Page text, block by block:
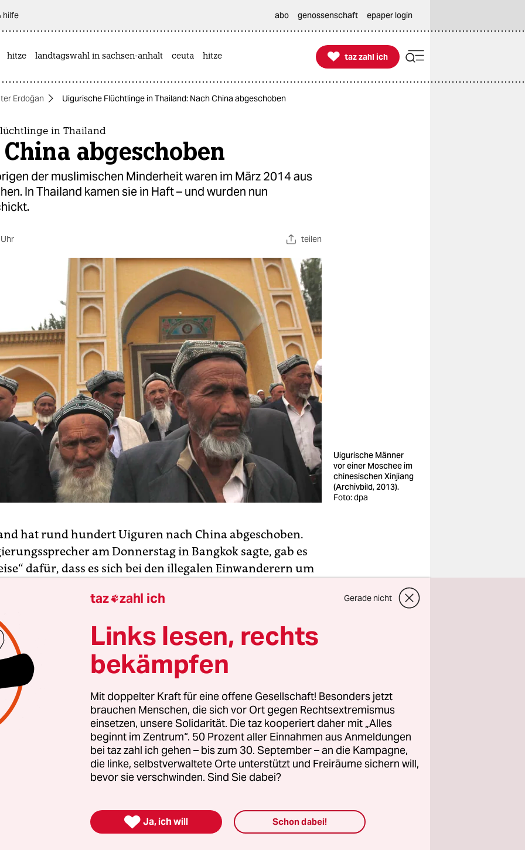
hilfe abo genossenschaft epaper login
hitze landtagswahl in sachsen-anhalt ceuta hitze 
taz zahl ich
taz zahl ich
Erdoğan Uigurische Flüchtlinge in Thailand: Nach China abgeschoben
in Thailand
abgeschoben
der muslimischen Minderheit waren im März 2014 aus
In Thailand kamen sie in Haft – und wurden nun
teilen
Uigurische Männer
vor einer Moschee im
chinesischen Xinjiang
(Archivbild, 2013).
Foto: dpa
hat rund hundert Uiguren nach China abgeschoben.
am Donnerstag in Bangkok sagte, gab es
dafür, dass es sich bei den illegalen Einwanderern um
Juni in die Türkei abgeschoben worden.
waren im März 2014 aus China nach Thailand geflohen
in Haft. Bei der thailändischen Polizei gaben sie an, ihr
sei die Türkei. China und die Türkei hatten sich darüber
die Flüchtlinge aufnehmen soll.
warnten vor einer Abschiebung der
China. Peking habe der thailändischen Regierung jedoch
es „für ihre Sicherheit sorgen“ werde, sagte der
taz zahl ich Gerade nicht
Links lesen, rechts
bekämpfen
Mit doppelter Kraft für eine offene Gesellschaft! Besonders jetzt
brauchen Menschen, die sich vor Ort gegen Rechtsextremismus
einsetzen, unsere Solidarität. Die taz kooperiert daher mit „Alles
beginnt im Zentrum“. 50 Prozent aller Einnahmen aus Anmeldungen
bei taz zahl ich gehen – bis zum 30. September – an die Kampagne,
die linke, selbstverwaltete Orte unterstützt und Freiräume sichern will,
bevor sie verschwinden. Sind Sie dabei?
 Ja, ich will Schon dabei!